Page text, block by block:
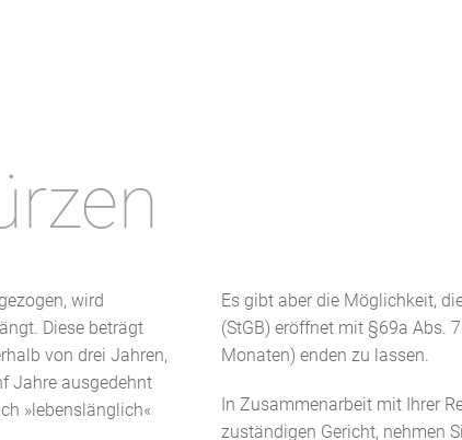
wird
Diese beträgt
von drei Jahren,
Jahre ausgedehnt
»lebenslänglich«
Es gibt aber die Möglichkeit,
(StGB) eröffnet mit §69a Abs.
Monaten) enden zu lassen.
In Zusammenarbeit mit Ihrer
zuständigen Gericht, nehmen